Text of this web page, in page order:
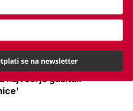
upisali najbolji osmaši
u stiže krizni tim: 'Smrt
najveći je gubitak
se na newsletter